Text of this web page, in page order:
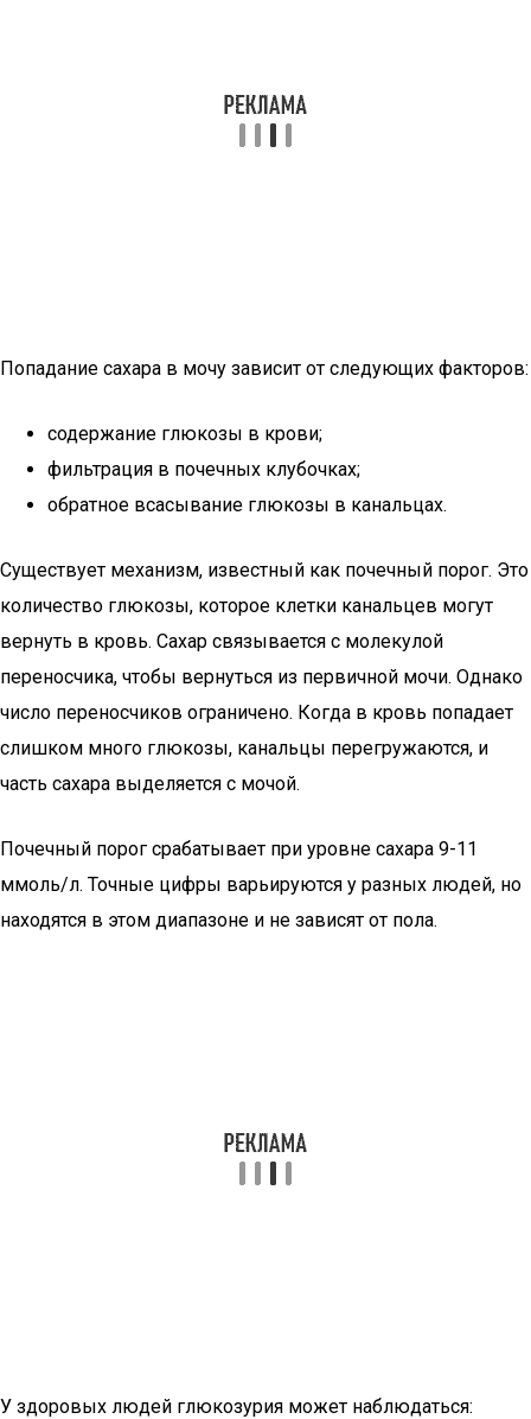
Попадание сахара в мочу зависит от следующих факторов:
содержание глюкозы в крови;
фильтрация в почечных клубочках;
обратное всасывание глюкозы в канальцах.
Существует механизм, известный как почечный порог. Это
количество глюкозы, которое клетки канальцев могут
вернуть в кровь. Сахар связывается с молекулой
переносчика, чтобы вернуться из первичной мочи. Однако
число переносчиков ограничено. Когда в кровь попадает
слишком много глюкозы, канальцы перегружаются, и
часть сахара выделяется с мочой.
Почечный порог срабатывает при уровне сахара 9-11
ммоль/л. Точные цифры варьируются у разных людей, но
находятся в этом диапазоне и не зависят от пола.
У здоровых людей глюкозурия может наблюдаться: